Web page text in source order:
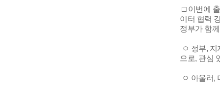
□ 이번에
이터 협력
정부가 함
ㅇ 정부,
으로, 관심
ㅇ 아울러,